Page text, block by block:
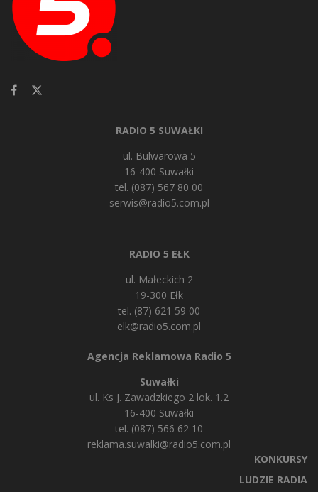
RADIO 5 SUWAŁKI
ul. Bulwarowa 5
16-400 Suwałki
tel. (087) 567 80 00
serwis@radio5.com.pl
RADIO 5 EŁK
ul. Małeckich 2
19-300 Ełk
tel. (87) 621 59 00
elk@radio5.com.pl
Agencja Reklamowa Radio 5
Suwałki
ul. Ks J. Zawadzkiego 2 lok. 1.2
16-400 Suwałki
tel. (087) 566 62 10
reklama.suwalki@radio5.com.pl
KONKURSY
LUDZIE RADIA